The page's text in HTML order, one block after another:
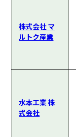
株式会社 マ
ルトク産業
水本工業 株
式会社